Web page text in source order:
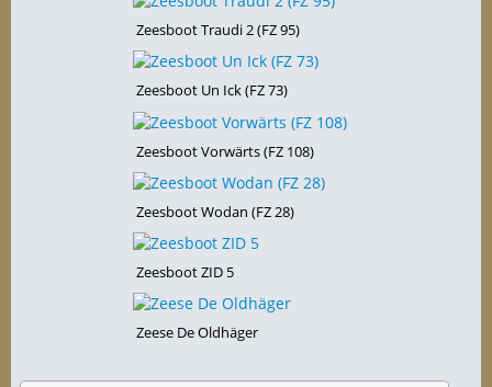
Zeesboot Traudi 2 (FZ 95)
Zeesboot Un Ick (FZ 73)
Zeesboot Vorwärts (FZ 108)
Zeesboot Wodan (FZ 28)
Zeesboot ZID 5
Zeese De Oldhäger